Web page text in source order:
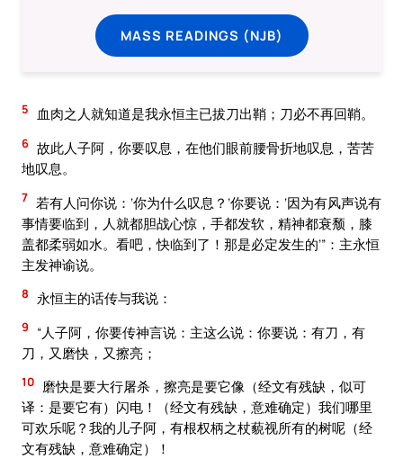
MASS READINGS (NJB)
5 血肉之人就知道是我永恒主已拔刀出鞘；刀必不再回鞘。
6 故此人子阿，你要叹息，在他们眼前腰骨折地叹息，苦苦
地叹息。
7 若有人问你说：‘你为什么叹息？’你要说：‘因为有风声说有
事情要临到，人就都胆战心惊，手都发软，精神都衰颓，膝
盖都柔弱如水。看吧，快临到了！那是必定发生的’”：主永恒
主发神谕说。
8 永恒主的话传与我说：
9
“人子阿，你要传神言说：主这么说：你要说：有刀，有
刀，又磨快，又擦亮；
10 磨快是要大行屠杀，擦亮是要它像（经文有残缺，似可
译：是要它有）闪电！（经文有残缺，意难确定）我们哪里
可欢乐呢？我的儿子阿，有根权柄之杖藐视所有的树呢（经
文有残缺，意难确定）！